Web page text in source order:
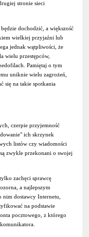
stronie sieci
dochodzić, a większość
wielkiej przyjaźni lub
jednak wątpliwości, że
wielu przestępców,
Pamiętaj o tym
uniknie wielu zagrożeń,
się na takie spotkania
czerpie przyjemność
ich skrzynek
listów czy wiadomości
zwykle przekonani o swojej
zachęci sprawcę
a najlepszym
nim dostawcy Internetu,
na podstawie
pocztowego, z którego